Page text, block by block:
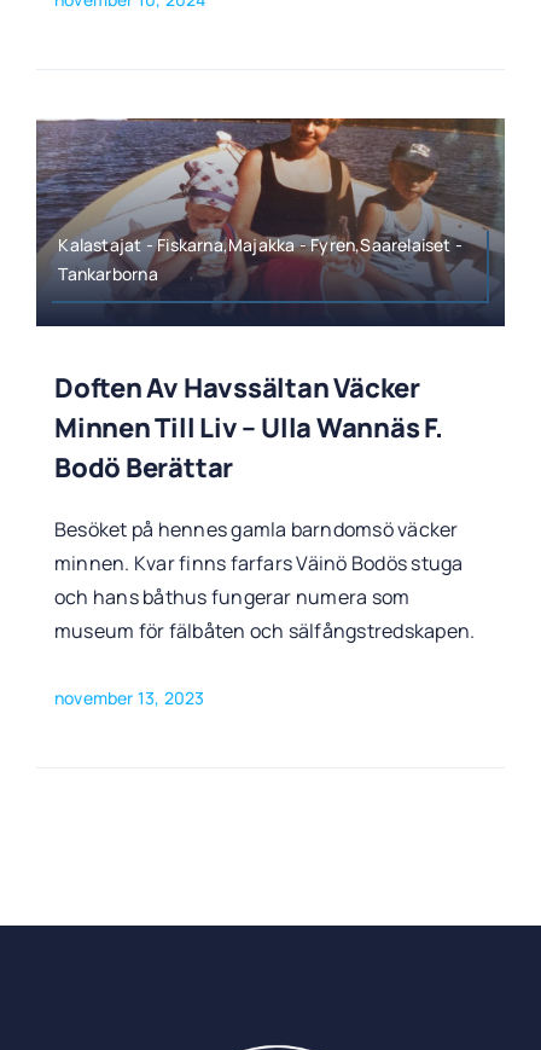
Kalastajat - Fiskarna,Majakka - Fyren,Saarelaiset -
Tankarborna
Doften Av Havssältan Väcker
Minnen Till Liv – Ulla Wannäs F.
Bodö Berättar
Besöket på hennes gamla barndomsö väcker
minnen. Kvar finns farfars Väinö Bodös stuga
och hans båthus fungerar numera som
museum för fälbåten och sälfångstredskapen.
november 13, 2023